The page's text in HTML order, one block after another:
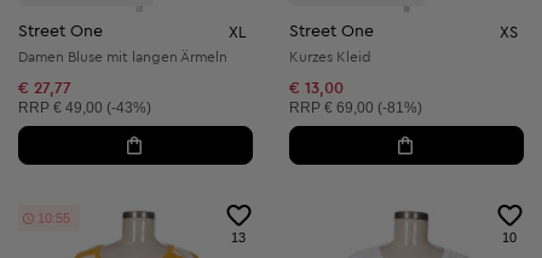
Street One XL
Damen Bluse mit langen Ärmeln
€ 27,77
Unverbindliche Preisempfehlung:
RRP € 49,00 (-43%)
Street One XS
Kurzes Kleid
€ 13,00
Unverbindliche Preisempfehlung:
RRP € 69,00 (-81%)
13
10:52
10